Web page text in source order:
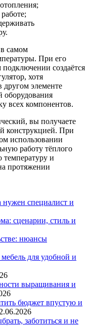
самом
При его
создаётся
хотя
другом элементе
оборудования
всех компонентов.
вы получаете
конструкцией. При
использовании
работу тёплого
и
протяжении
нужен специалист и
сценарии, стиль и
нюансы
для удобной и
выращивания и
бюджет впустую и
заботиться и не